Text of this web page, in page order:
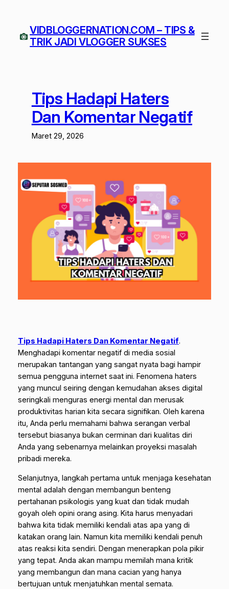
konten VIDBLOGGERNATION.COM – TIPS &
TRIK JADI VLOGGER SUKSES
Tips Hadapi Haters
Dan Komentar Negatif
Maret 29, 2026
Tips Hadapi Haters Dan Komentar Negatif.
Menghadapi komentar negatif di media sosial
merupakan tantangan yang sangat nyata bagi hampir
semua pengguna internet saat ini. Fenomena haters
yang muncul seiring dengan kemudahan akses digital
seringkali menguras energi mental dan merusak
produktivitas harian kita secara signifikan. Oleh karena
itu, Anda perlu memahami bahwa serangan verbal
tersebut biasanya bukan cerminan dari kualitas diri
Anda yang sebenarnya melainkan proyeksi masalah
pribadi mereka.
Selanjutnya, langkah pertama untuk menjaga kesehatan
mental adalah dengan membangun benteng
pertahanan psikologis yang kuat dan tidak mudah
goyah oleh opini orang asing. Kita harus menyadari
bahwa kita tidak memiliki kendali atas apa yang di
katakan orang lain. Namun kita memiliki kendali penuh
atas reaksi kita sendiri. Dengan menerapkan pola pikir
yang tepat. Anda akan mampu memilah mana kritik
yang membangun dan mana cacian yang hanya
bertujuan untuk menjatuhkan mental semata.